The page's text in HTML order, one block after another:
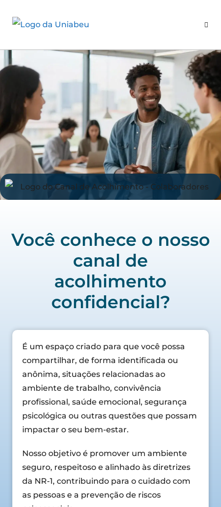
Você conhece o nosso
canal de
acolhimento
confidencial?
É um espaço criado para que você possa
compartilhar, de forma identificada ou
anônima, situações relacionadas ao
ambiente de trabalho, convivência
profissional, saúde emocional, segurança
psicológica ou outras questões que possam
impactar o seu bem-estar.
Nosso objetivo é promover um ambiente
seguro, respeitoso e alinhado às diretrizes
da NR-1, contribuindo para o cuidado com
as pessoas e a prevenção de riscos